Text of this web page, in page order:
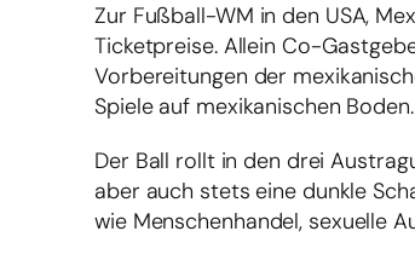
Zur Fußball-WM in den USA,
Ticketpreise. Allein Co-
Vorbereitungen der
Spiele auf mexikanischen Boden.
Der Ball rollt in den drei
aber auch stets eine dunkle
wie Menschenhandel, sexuelle